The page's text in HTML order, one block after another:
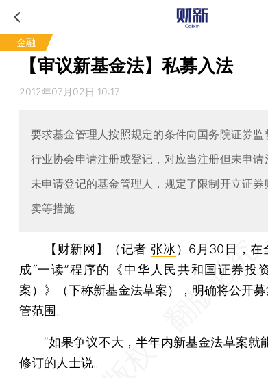
金融
【审议新基金法】私募入法
2012年07月02日 10:17
要求基金管理人按照规定的条件向国务院证券监
行业协会申请注册或登记，对应当注册但未申请
未申请登记的基金管理人，规定了限制开立证
卖等措施
【财新网】（记者 张冰 ） 6月30日，在
成“一读”程序的《中华人民共和国证券投
案）》（下称新基金法草案），明确将公开
管范围。
“如果争议不大，半年内新基金法草案就
修订的人士说。